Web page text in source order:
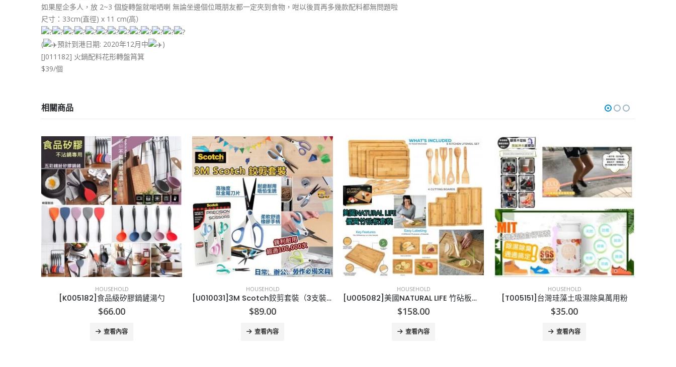
如果屋企多人，放 2~3 個旋轉盤就啱哂喇 無論坐邊個位嘅朋友都一定夾到食物，咁以後買再多幾款配料都無問題啦
️尺寸：33cm(直徑) x 11 cm(高）
( 預計到港日期: 2020年12月中
)
[J011182] 火鍋配料花形轉盤筲箕
$39/個
相關商品
HOUSEHOLD
$89.00
查看內容
HOUSEHOLD
[U005082]美國NATURAL LIFE 竹砧板套裝-10PCS
$158.00
查看內容
HOUSEHOLD
[T005151]台灣珪藻土吸濕除臭萬用粉
$35.00
查看內容
-20%
HOUSEHOLD
138.00 Original
was:
$138.00.
$110.00
查看內容